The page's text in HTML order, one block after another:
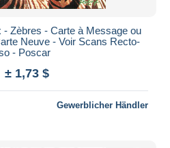
- Zèbres - Carte à Message ou
Neuve - Voir Scans Recto-
- Poscar
± 1,73 $
Gewerblicher Händler